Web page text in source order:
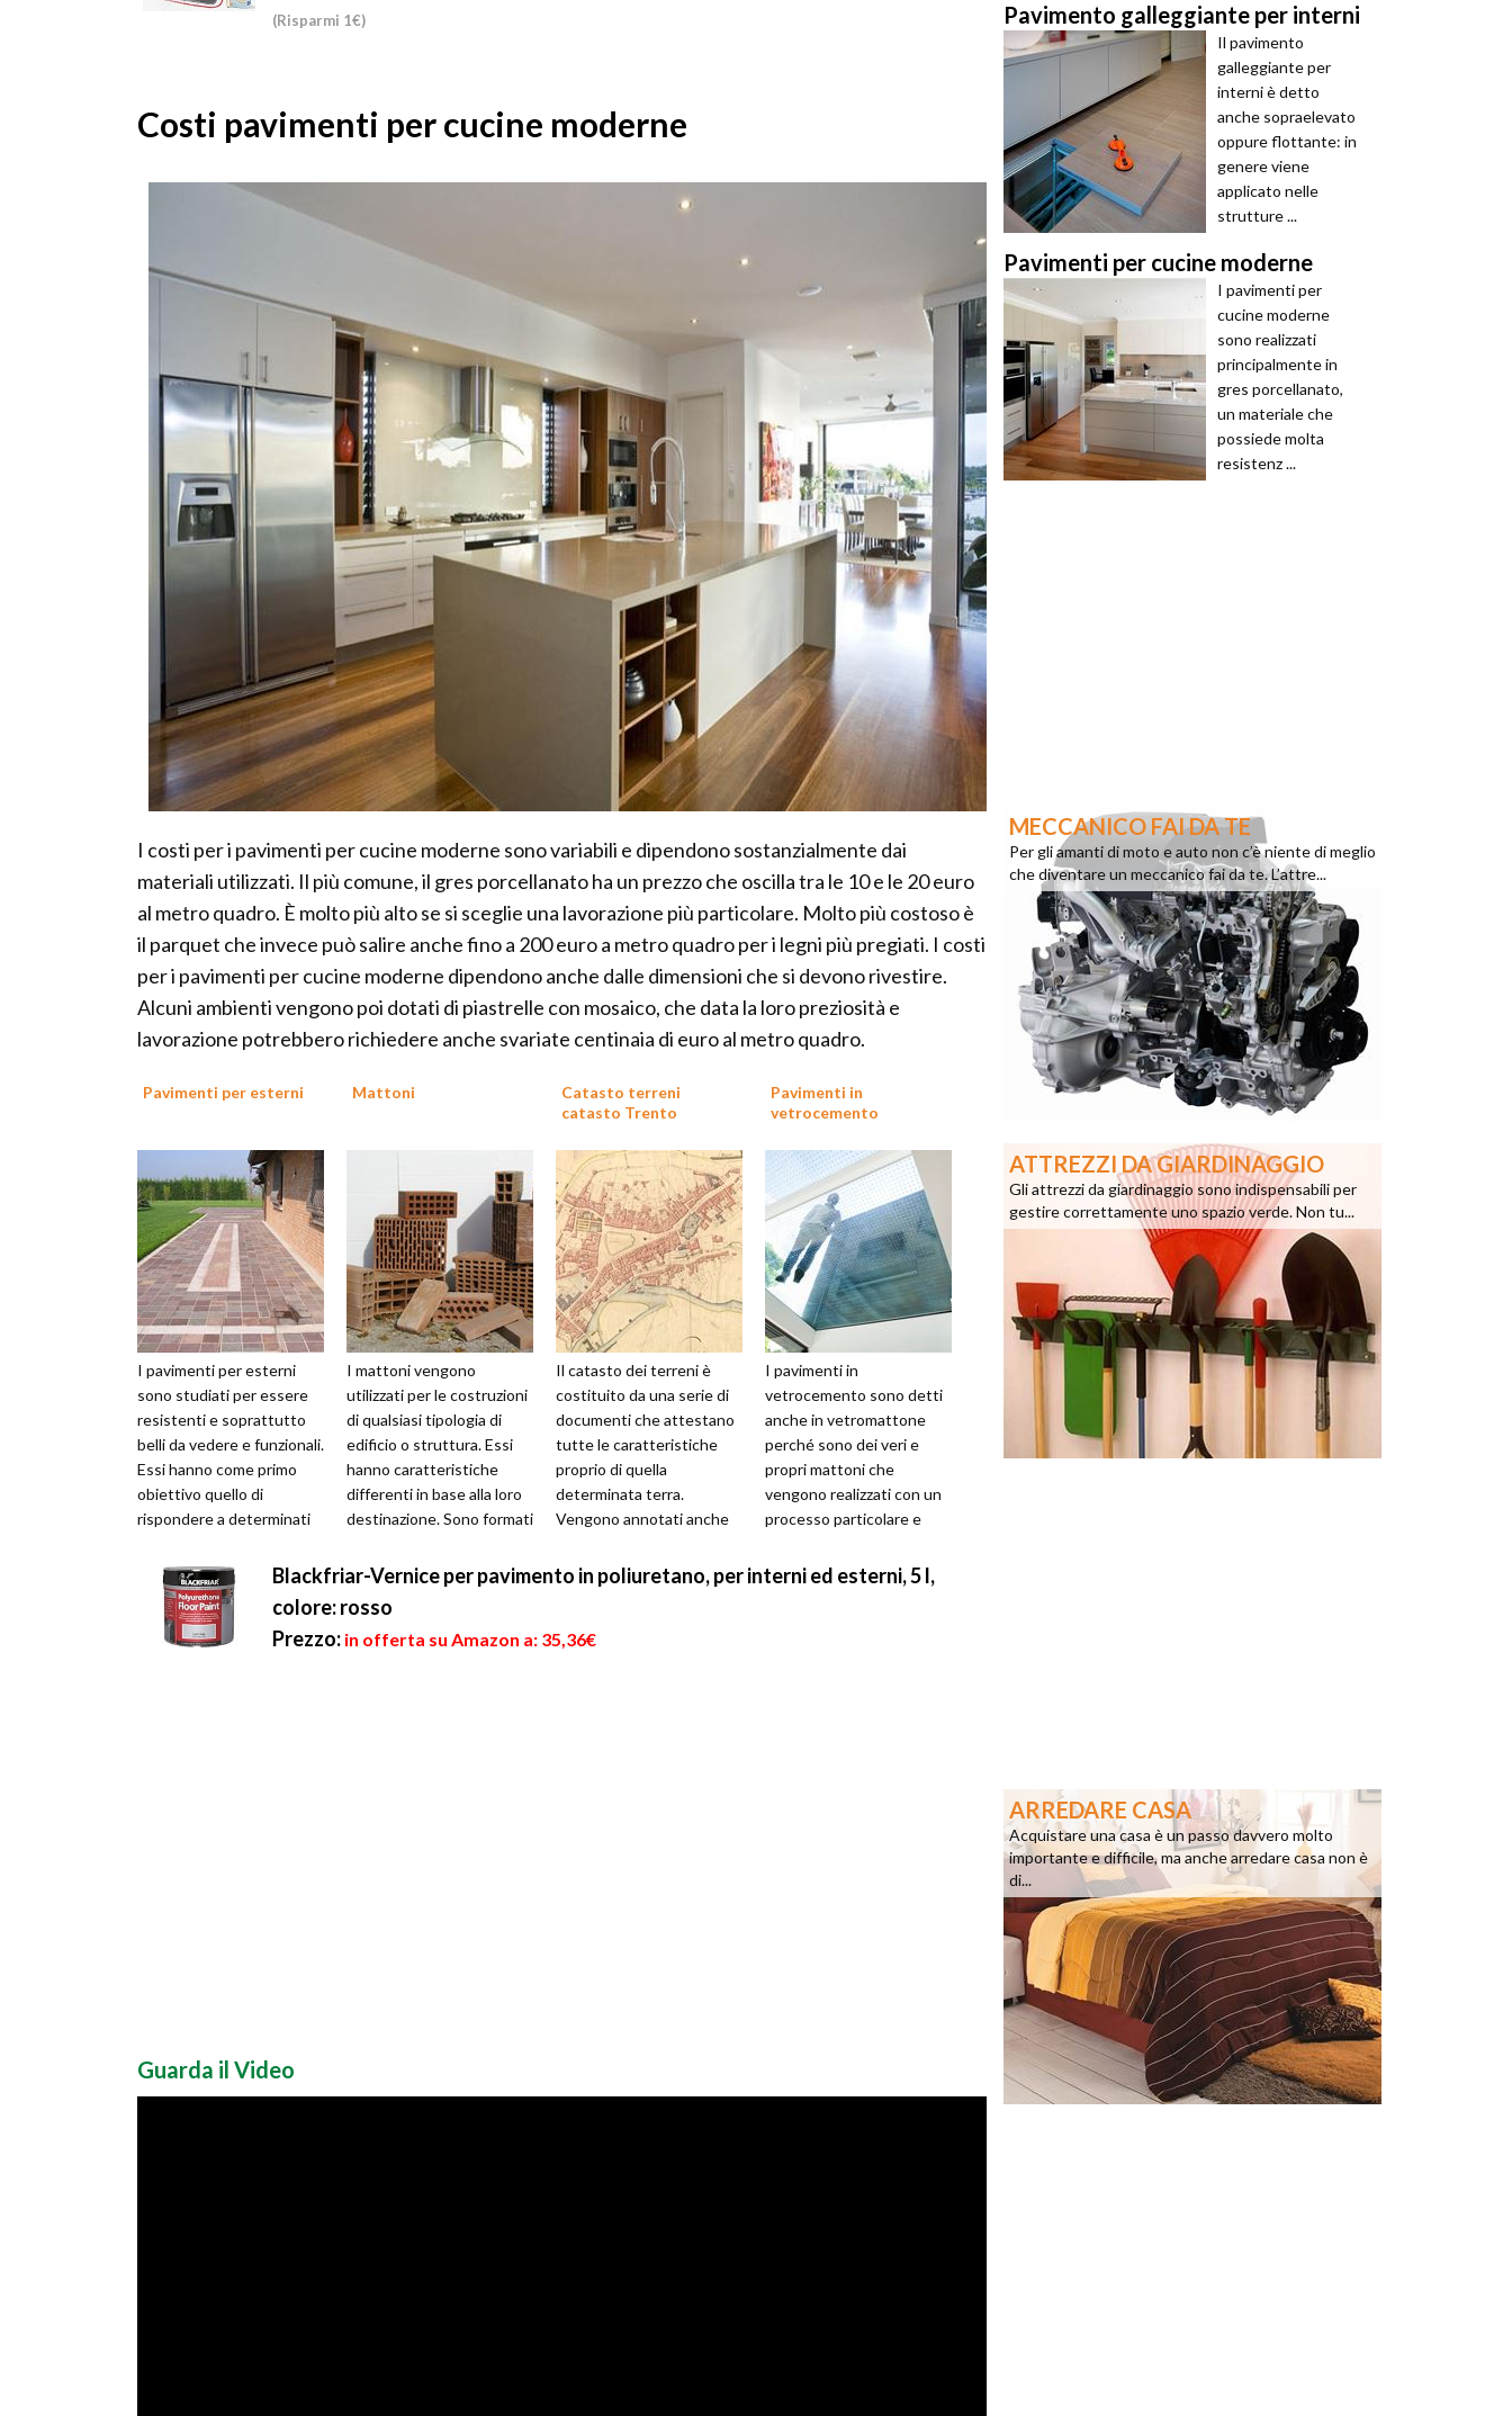
(Risparmi 1€)
Costi pavimenti per cucine moderne
I costi per i pavimenti per cucine moderne sono variabili e dipendono sostanzialmente dai
materiali utilizzati. Il più comune, il gres porcellanato ha un prezzo che oscilla tra le 10 e le 20 euro
al metro quadro. È molto più alto se si sceglie una lavorazione più particolare. Molto più costoso è
il parquet che invece può salire anche fino a 200 euro a metro quadro per i legni più pregiati. I costi
per i pavimenti per cucine moderne dipendono anche dalle dimensioni che si devono rivestire.
Alcuni ambienti vengono poi dotati di piastrelle con mosaico, che data la loro preziosità e
lavorazione potrebbero richiedere anche svariate centinaia di euro al metro quadro.
Pavimenti per esterni
I pavimenti per esterni
sono studiati per essere
resistenti e soprattutto
belli da vedere e funzionali.
Essi hanno come primo
obiettivo quello di
rispondere a determinati
devon...
Mattoni
I mattoni vengono
utilizzati per le costruzioni
di qualsiasi tipologia di
edificio o struttura. Essi
hanno caratteristiche
differenti in base alla loro
destinazione. Sono formati
Catasto terreni
catasto Trento
Il catasto dei terreni è
costituito da una serie di
documenti che attestano
tutte le caratteristiche
proprio di quella
determinata terra.
Vengono annotati anche
gravanti sul ter...
Pavimenti in
vetrocemento
I pavimenti in
vetrocemento sono detti
anche in vetromattone
perché sono dei veri e
propri mattoni che
vengono realizzati con un
processo particolare e
tutti gli elementi del l...
Blackfriar-Vernice per pavimento in poliuretano, per interni ed esterni, 5 l,
colore: rosso
Prezzo: in offerta su Amazon a: 35,36€
Guarda il Video
Pavimento galleggiante per interni
Il pavimento
galleggiante per
interni è detto
anche sopraelevato
oppure flottante: in
genere viene
applicato nelle
strutture ...
Pavimenti per cucine moderne
I pavimenti per
cucine moderne
sono realizzati
principalmente in
gres porcellanato,
un materiale che
possiede molta
resistenz ...
MECCANICO FAI DA TE
Per gli amanti di moto e auto non c’è niente di meglio
che diventare un meccanico fai da te. L’attre...
ATTREZZI DA GIARDINAGGIO
Gli attrezzi da giardinaggio sono indispensabili per
gestire correttamente uno spazio verde. Non tu...
ARREDARE CASA
Acquistare una casa è un passo davvero molto
importante e difficile, ma anche arredare casa non è
di...